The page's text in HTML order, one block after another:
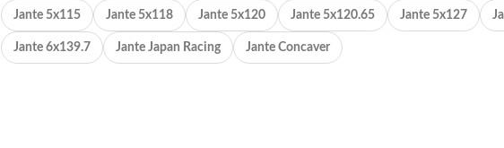
Jante 5x115 Jante 5x118 Jante 5x120 Jante 5x120.65 Jante 5x127
Jante 6x139.7 Jante Japan Racing Jante Concaver